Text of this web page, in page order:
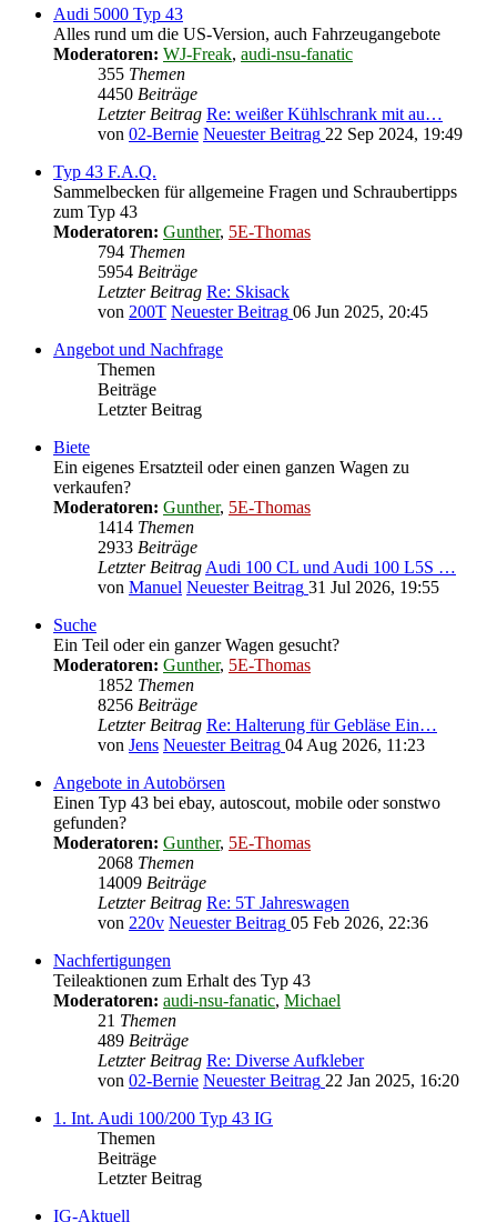
Audi 5000 Typ 43
Alles rund um die US-Version, auch Fahrzeugangebote
Moderatoren: WJ-Freak, audi-nsu-fanatic
355 Themen
4450 Beiträge
Letzter Beitrag Re: weißer Kühlschrank mit au…
von 02-Bernie Neuester Beitrag 22 Sep 2024, 19:49
Typ 43 F.A.Q.
Sammelbecken für allgemeine Fragen und Schraubertipps
zum Typ 43
Moderatoren: Gunther, 5E-Thomas
794 Themen
5954 Beiträge
Letzter Beitrag Re: Skisack
von 200T Neuester Beitrag 06 Jun 2025, 20:45
Angebot und Nachfrage
Themen
Beiträge
Letzter Beitrag
Biete
Ein eigenes Ersatzteil oder einen ganzen Wagen zu
verkaufen?
Moderatoren: Gunther, 5E-Thomas
1414 Themen
2933 Beiträge
Letzter BeitragAudi 100 CL und Audi 100 L5S …
von Manuel Neuester Beitrag 31 Jul 2026, 19:55
Suche
Ein Teil oder ein ganzer Wagen gesucht?
Moderatoren: Gunther, 5E-Thomas
1852 Themen
8256 Beiträge
Letzter Beitrag Re: Halterung für Gebläse Ein…
von Jens Neuester Beitrag 04 Aug 2026, 11:23
Angebote in Autobörsen
Einen Typ 43 bei ebay, autoscout, mobile oder sonstwo
gefunden?
Moderatoren: Gunther, 5E-Thomas
2068 Themen
14009 Beiträge
Letzter Beitrag Re: 5T Jahreswagen
von 220v Neuester Beitrag 05 Feb 2026, 22:36
Nachfertigungen
Teileaktionen zum Erhalt des Typ 43
Moderatoren: audi-nsu-fanatic, Michael
21 Themen
489 Beiträge
Letzter Beitrag Re: Diverse Aufkleber
von 02-Bernie Neuester Beitrag 22 Jan 2025, 16:20
1. Int. Audi 100/200 Typ 43 IG
Themen
Beiträge
Letzter Beitrag
IG-Aktuell